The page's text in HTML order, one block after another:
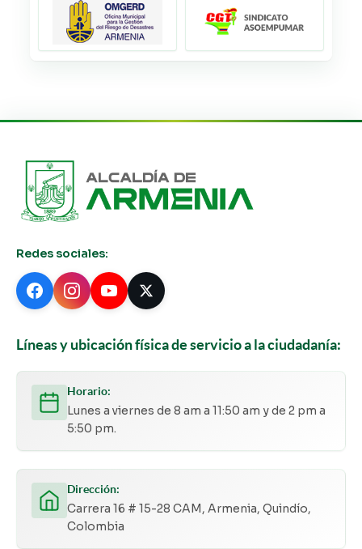
Redes sociales:
Líneas y ubicación física de servicio a la ciudadanía:
Horario:
Lunes a viernes de 8 am a 11:50 am y de 2 pm a
5:50 pm.
Dirección:
Carrera 16 # 15-28 CAM, Armenia, Quindío,
Colombia